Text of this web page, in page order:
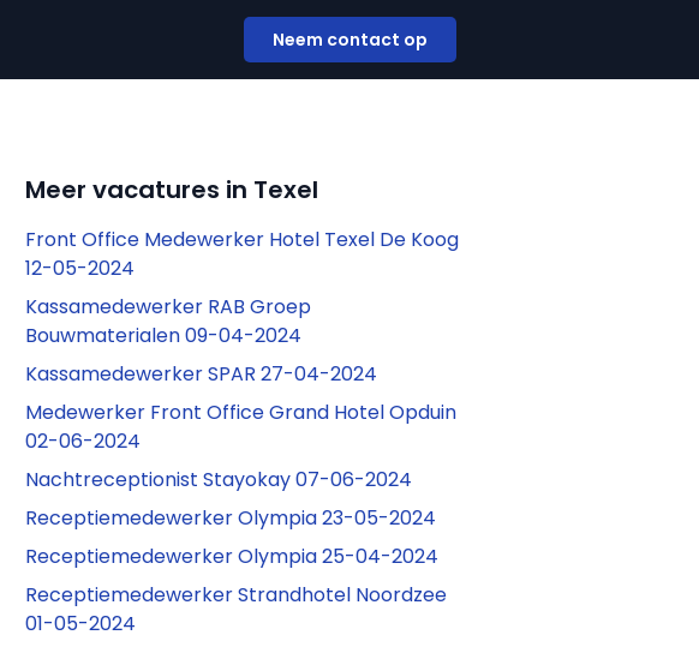
Neem contact op
Meer vacatures in Texel
Front Office Medewerker Hotel Texel De Koog
12-05-2024
Kassamedewerker RAB Groep
Bouwmaterialen 09-04-2024
Kassamedewerker SPAR 27-04-2024
Medewerker Front Office Grand Hotel Opduin
02-06-2024
Nachtreceptionist Stayokay 07-06-2024
Receptiemedewerker Olympia 23-05-2024
Receptiemedewerker Olympia 25-04-2024
Receptiemedewerker Strandhotel Noordzee
01-05-2024